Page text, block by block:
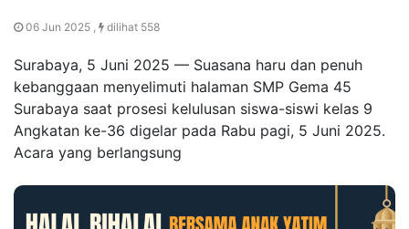
06 Jun 2025 , dilihat 558
Surabaya, 5 Juni 2025 — Suasana haru dan penuh
kebanggaan menyelimuti halaman SMP Gema 45
Surabaya saat prosesi kelulusan siswa-siswi kelas 9
Angkatan ke-36 digelar pada Rabu pagi, 5 Juni 2025.
Acara yang berlangsung